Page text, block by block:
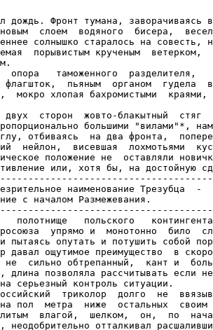
дождь. Фронт тумана, заворачиваясь
слоем  водяного  бисера,
солнышко старалось на совесть,
порывистым крученым
опора   таможенного  разделителя,
флагшток,  пьяным  органом  гудела
мокро хлопая бахромистыми  краями,
двух  сторон  жовто-блакытный  стяг
большими "вилами"*,
отбиваясь  на два фронта,
нейлон,  висевшая  лохмотьями
положение не  оставляли
или, хотя бы, на достойную
наименование Трезубца  -
с началом Размежевания.
полотнище   польского
упрямо и  монотонно  било
пытаясь опутать и потушить собой
давал ощутимое преимущество  в
сильно обтрепанный,  кант и
длина позволяла рассчитывать если
серьезный контроль ситуации.
триколор  долго  не
пол  метра  ниже  остальных
влагой,  шелком,  он,  по
неодобрительно отталкивал